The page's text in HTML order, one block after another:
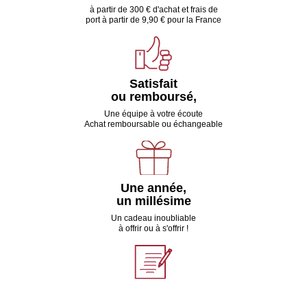
à partir de 300 € d'achat et frais de
port à partir de 9,90 € pour la France
Satisfait
ou remboursé,
Une équipe à votre écoute
Achat remboursable ou échangeable
Une année,
un millésime
Un cadeau inoubliable
à offrir ou à s'offrir !